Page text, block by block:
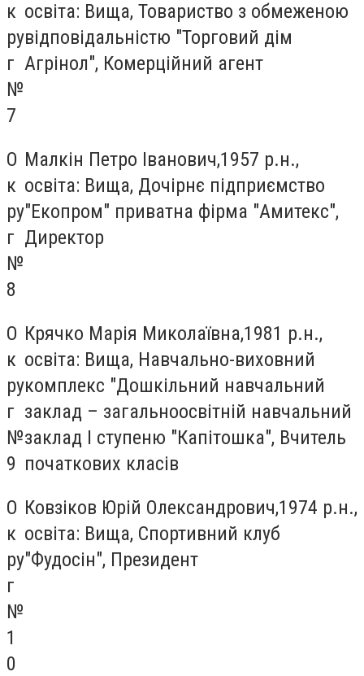
к
ру
г
№
7
освіта: Вища, Товариство з обмеженою
відповідальністю "Торговий дім
Агрінол", Комерційний агент
О
к
ру
г
№
8
Малкін Петро Іванович,1957 р.н.,
освіта: Вища, Дочірнє підприємство
"Екопром" приватна фірма "Амитекс",
Директор
О
к
ру
г
№
9
Крячко Марія Миколаївна,1981 р.н.,
освіта: Вища, Навчально-виховний
комплекс "Дошкільний навчальний
заклад – загальноосвітній навчальний
заклад І ступеню "Капітошка", Вчитель
початкових класів
О
к
ру
г
№
1
0
Ковзіков Юрій Олександрович,1974 р.н.,
освіта: Вища, Спортивний клуб
"Фудосін", Президент